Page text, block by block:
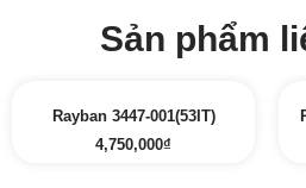
Sản phẩm
Rayban 3447-001(53IT)
4,750,000₫